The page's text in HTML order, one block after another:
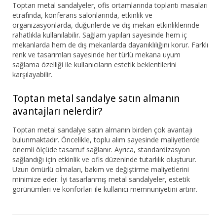
Toptan metal sandalyeler, ofis ortamlarında toplantı masaları
etrafında, konferans salonlarında, etkinlik ve
organizasyonlarda, düğünlerde ve dış mekan etkinliklerinde
rahatlıkla kullanılabilir. Sağlam yapıları sayesinde hem iç
mekanlarda hem de dış mekanlarda dayanıklılığını korur. Farklı
renk ve tasarımları sayesinde her türlü mekana uyum
sağlama özelliği ile kullanıcıların estetik beklentilerini
karşılayabilir.
Toptan metal sandalye satın almanın
avantajları nelerdir?
Toptan metal sandalye satın almanın birden çok avantajı
bulunmaktadır. Öncelikle, toplu alım sayesinde maliyetlerde
önemli ölçüde tasarruf sağlanır. Ayrıca, standardizasyon
sağlandığı için etkinlik ve ofis düzeninde tutarlılık oluşturur.
Uzun ömürlü olmaları, bakım ve değiştirme maliyetlerini
minimize eder. İyi tasarlanmış metal sandalyeler, estetik
görünümleri ve konforları ile kullanıcı memnuniyetini artırır.